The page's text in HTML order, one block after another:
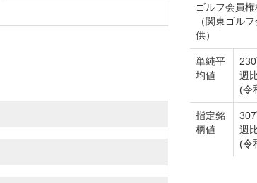
ゴルフ会員権
（関東ゴル
供）
単純平
均値
週
(令
指定銘
柄値
週
(令